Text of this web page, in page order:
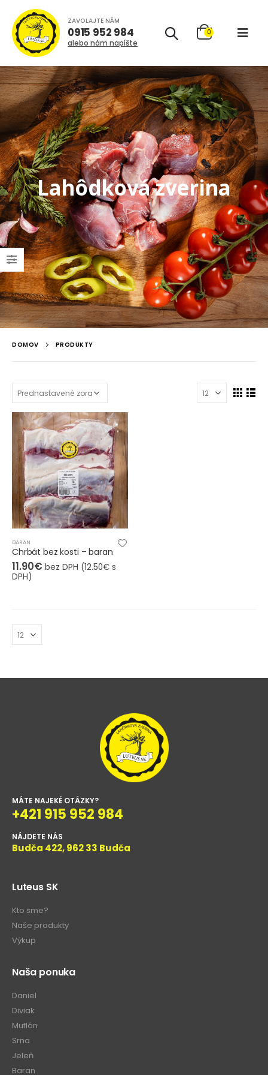
ZAVOLAJTE NÁM
0915 952 984
alebo nám napíšte
0
Lahôdková zverina
DOMOV PRODUKTY
BARAN
Chrbát bez kosti – baran
11.90€ bez DPH (12.50€ s
DPH)
MÁTE NAJEKÉ OTÁZKY?
+421 915 952 984
NÁJDETE NÁS
Budča 422, 962 33 Budča
Luteus SK
Kto sme?
Naše produkty
Výkup
Naša ponuka
Daniel
Diviak
Muflón
Srna
Jeleň
Baran